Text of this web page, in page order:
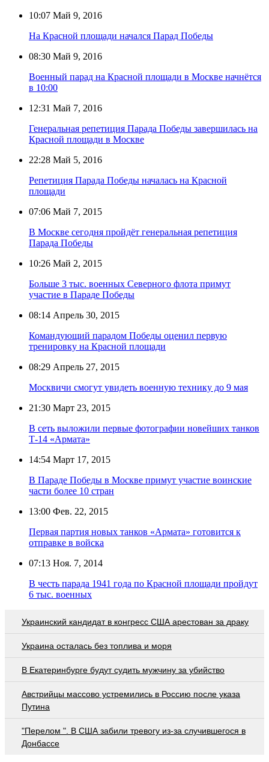
10:07 Май 9, 2016
На Красной площади начался Парад Победы
08:30 Май 9, 2016
Военный парад на Красной площади в Москве начнётся
в 10:00
12:31 Май 7, 2016
Генеральная репетиция Парада Победы завершилась на
Красной площади в Москве
22:28 Май 5, 2016
Репетиция Парада Победы началась на Красной
площади
07:06 Май 7, 2015
В Москве сегодня пройдёт генеральная репетиция
Парада Победы
10:26 Май 2, 2015
Больше 3 тыс. военных Северного флота примут
участие в Параде Победы
08:14 Апрель 30, 2015
Командующий парадом Победы оценил первую
тренировку на Красной площади
08:29 Апрель 27, 2015
Москвичи смогут увидеть военную технику до 9 мая
21:30 Март 23, 2015
В сеть выложили первые фотографии новейших танков
Т-14 «Армата»
14:54 Март 17, 2015
В Параде Победы в Москве примут участие воинские
части более 10 стран
13:00 Фев. 22, 2015
Первая партия новых танков «Армата» готовится к
отправке в войска
07:13 Ноя. 7, 2014
В честь парада 1941 года по Красной площади пройдут
6 тыс. военных
Украинский кандидат в конгресс США арестован за драку
Украина осталась без топлива и моря
В Екатеринбурге будут судить мужчину за убийство
Австрийцы массово устремились в Россию после указа
Путина
"Перелом ". В США забили тревогу из-за случившегося в
Донбассе